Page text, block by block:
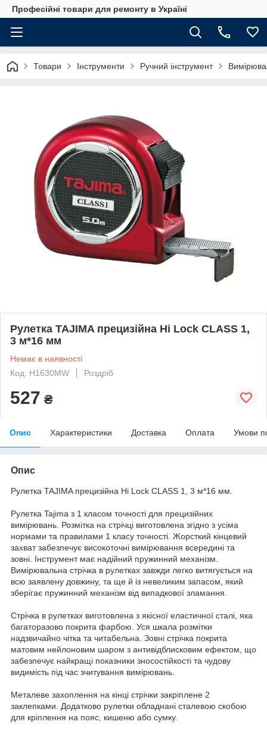
Професійні товари для ремонту в Україні
Товари Інструменти Ручний інструмент
Рулетка TAJIMA прецизійна Hi Lock CLASS 1,
3 м*16 мм
Немає в наявності
Код: H1630MW
Роздріб
527 ₴
Опис Характеристики Доставка Оплата Умови
Опис
Рулетка TAJIMA прецизійна Hi Lock CLASS 1, 3 м*16 мм.
Рулетка Tajima з 1 класом точності для прецизійних
вимірювань. Розмітка на стрічці виготовлена згідно з усіма
нормами та правилами 1 класу точності. Жорсткий кінцевий
захват забезпечує високоточні вимірювання всередині та
зовні. Інструмент має надійний пружинний механізм.
Вимірювальна стрічка в рулетках завжди легко витягується на
всю заявлену довжину, та ще й із невеликим запасом, який
зберігає пружинний механізм від випадкової зламання.
Стрічка в рулетках виготовлена з якісної еластичної сталі, яка
багаторазово покрита фарбою. Уся шкала розмітки
надзвичайно чітка та читабельна. Зовні стрічка покрита
матовим нейлоновим шаром з антивідблисковим ефектом, що
забезпечує найкращі показники зносостійкості та чудову
видимість під час зчитування вимірювань.
Металеве захоплення на кінці стрічки закріплене 2
заклепками. Додатково рулетки обладнані сталевою скобою
для кріплення на пояс, кишеню або сумку.